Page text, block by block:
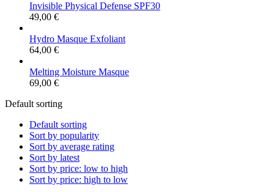
Invisible Physical Defense SPF30
49,00 €
Hydro Masque Exfoliant
64,00 €
Melting Moisture Masque
69,00 €
Default sorting
Default sorting
Sort by popularity
Sort by average rating
Sort by latest
Sort by price: low to high
Sort by price: high to low